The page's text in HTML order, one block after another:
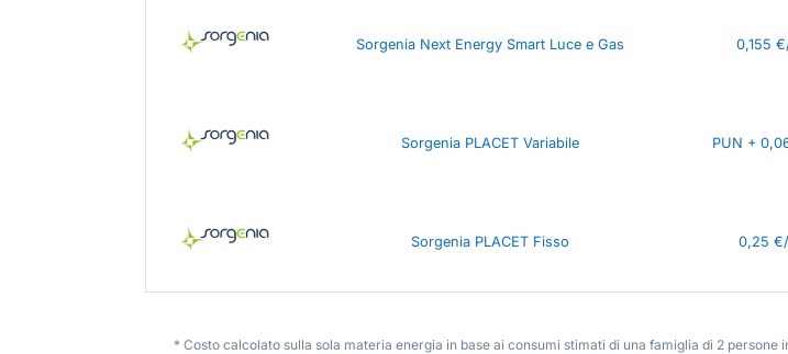
Sorgenia Next Energy Smart Luce e Gas 0,155
Sorgenia PLACET Variabile PUN +
Sorgenia PLACET Fisso 0,25
* Costo calcolato sulla sola materia energia in base ai consumi stimati di una famiglia di 2